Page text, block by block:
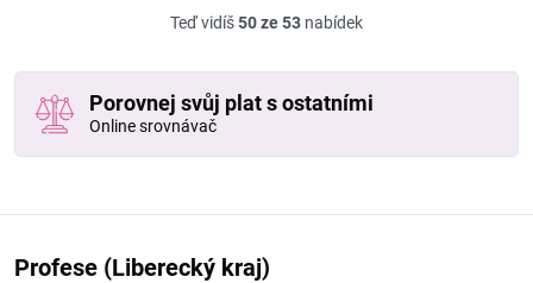
Teď vidíš50 ze 53 nabídek
Porovnej svůj plat s ostatními
Online srovnávač
Profese (Liberecký kraj)